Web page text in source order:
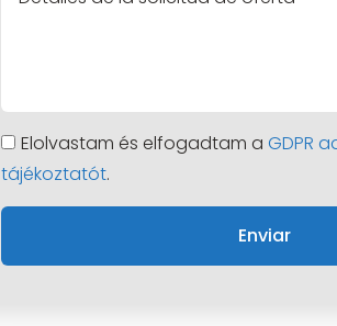
Elolvastam és elfogadtam a GDPR
tájékoztatót.
Enviar